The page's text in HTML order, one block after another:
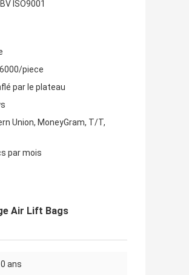
ISO9001
piece
par le plateau
Union, MoneyGram, T/T,
par mois
Air Lift Bags
ans